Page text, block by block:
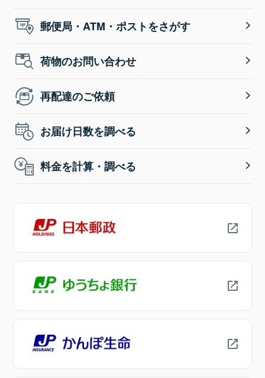
郵便局・ATM・ポストをさがす
荷物のお問い合わせ
再配達のご依頼
お届け日数を調べる
料金を計算・調べる